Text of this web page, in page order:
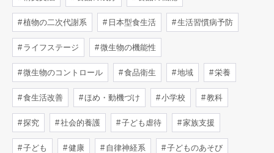
植物の二次代謝系 日本型食生活 生活習慣病予防
ライフステージ 微生物の機能性
微生物のコントロール 食品衛生 地域 栄養
食生活改善 ほめ・動機づけ 小学校 教科
探究 社会的養護 子ども虐待 家族支援
子ども 健康 自律神経系 子どものあそび